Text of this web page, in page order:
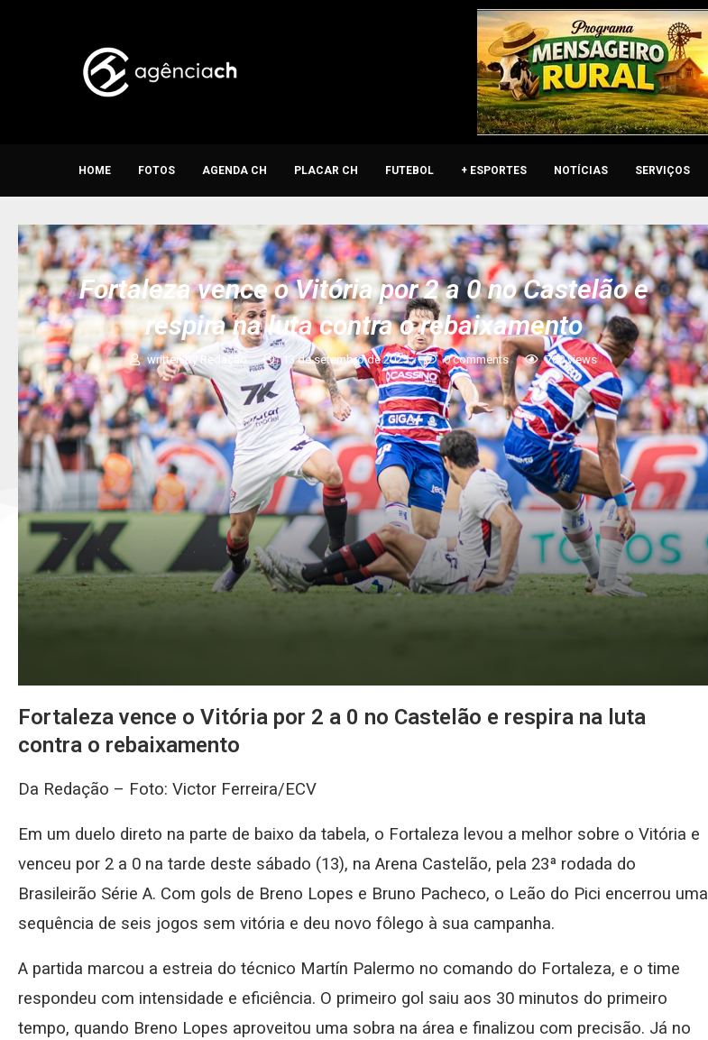
HOME FOTOS AGENDA CH PLACAR CH FUTEBOL + ESPORTES NOTÍCIAS SERVIÇOS
Fortaleza vence o Vitória por 2 a 0 no Castelão e
respira na luta contra o rebaixamento
written byRedação 13 de setembro de 2025 0 comments 780views
Fortaleza vence o Vitória por 2 a 0 no Castelão e respira na luta
contra o rebaixamento
Da Redação – Foto: Victor Ferreira/ECV
Em um duelo direto na parte de baixo da tabela, o Fortaleza levou a melhor sobre o Vitória e
venceu por 2 a 0 na tarde deste sábado (13), na Arena Castelão, pela 23ª rodada do
Brasileirão Série A. Com gols de Breno Lopes e Bruno Pacheco, o Leão do Pici encerrou uma
sequência de seis jogos sem vitória e deu novo fôlego à sua campanha.
A partida marcou a estreia do técnico Martín Palermo no comando do Fortaleza, e o time
respondeu com intensidade e eficiência. O primeiro gol saiu aos 30 minutos do primeiro
tempo, quando Breno Lopes aproveitou uma sobra na área e finalizou com precisão. Já no